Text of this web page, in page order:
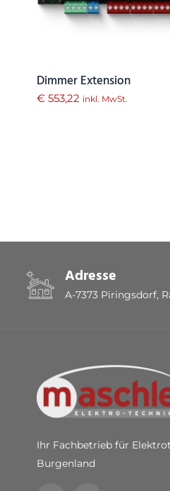
Dimmer Extension
€ 553,22 inkl. MwSt.
Adresse
A-7373 Piringsdorf,
Ihr Fachbetrieb für
Burgenland